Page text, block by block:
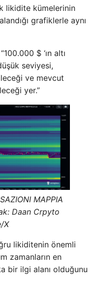
likidite kümelerinin
grafiklerle aynı
$ ‘ın altı
seviyesi,
ve mevcut
yer.”
MAPPIA
Daan Crpyto
X
likiditenin önemli
zamanların en
bir ilgi alanı olduğunu